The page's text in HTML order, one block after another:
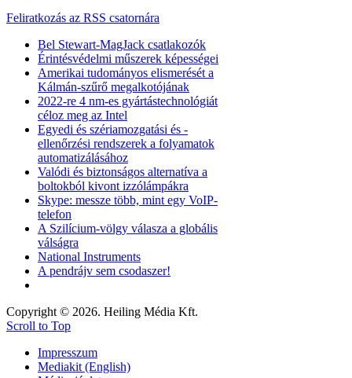
Feliratkozás az RSS csatornára
Bel Stewart-MagJack csatlakozók
Érintésvédelmi műszerek képességei
Amerikai tudományos elismerését a
Kálmán-szűrő megalkotójának
2022-re 4 nm-es gyártástechnológiát
céloz meg az Intel
Egyedi és szériamozgatási és -
ellenőrzési rendszerek a folyamatok
automatizálásához
Valódi és biztonságos alternatíva a
boltokból kivont izzólámpákra
Skype: messze több, mint egy VoIP-
telefon
A Szilícium-völgy válasza a globális
válságra
National Instruments
A pendrájv sem csodaszer!
Copyright © 2026. Heiling Média Kft.
Scroll to Top
Impresszum
Mediakit (English)